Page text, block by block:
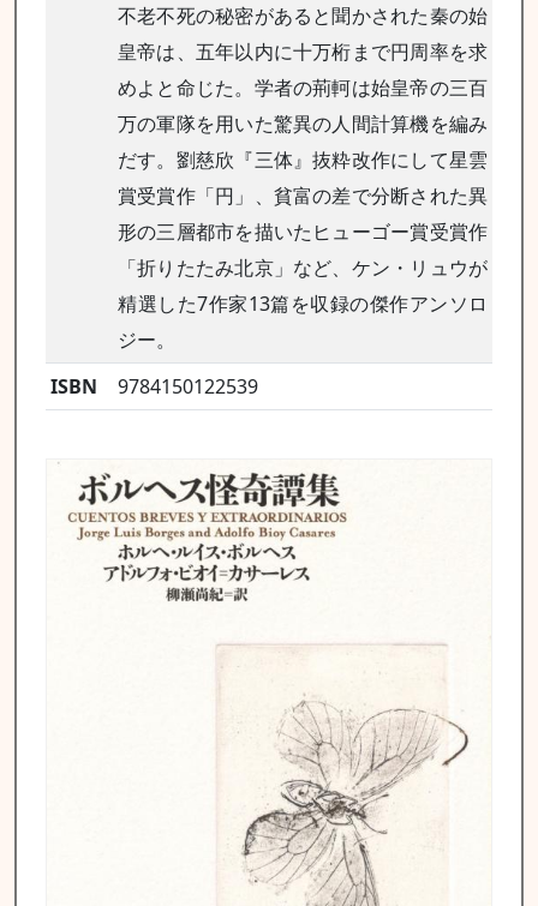
不老不死の秘密があると聞かされた秦の始
皇帝は、五年以内に十万桁まで円周率を求
めよと命じた。学者の荊軻は始皇帝の三百
万の軍隊を用いた驚異の人間計算機を編み
だす。劉慈欣『三体』抜粋改作にして星雲
賞受賞作「円」、貧富の差で分断された異
形の三層都市を描いたヒューゴー賞受賞作
「折りたたみ北京」など、ケン・リュウが
精選した7作家13篇を収録の傑作アンソロ
ジー。
ISBN
9784150122539